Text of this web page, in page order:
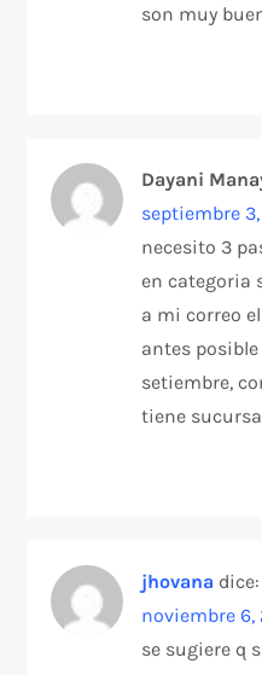
son muy
Dayani
septiembre
necesito 3
en categoria
a mi correo
antes
setiembre,
tiene
jhovana dice:
noviembre 6,
se sugiere q